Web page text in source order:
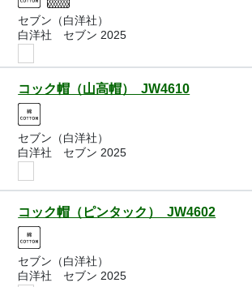
セブン（白洋社）
白洋社 セブン 2025
コック帽（山高帽） JW4610
セブン（白洋社）
白洋社 セブン 2025
コック帽（ピンタック） JW4602
セブン（白洋社）
白洋社 セブン 2025